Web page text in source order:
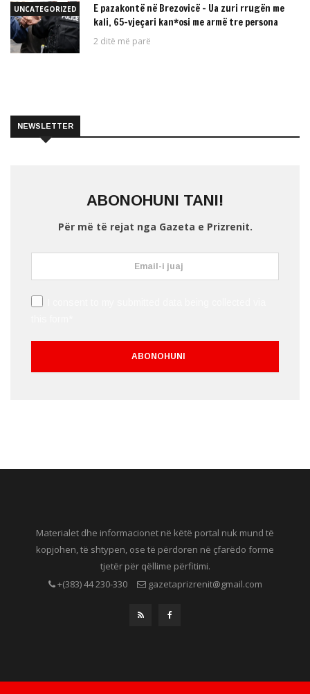
UNCATEGORIZED
E pazakontë në Brezovicë – Ua zuri rrugën me
kali, 65-vjeçari kan*osi me armë tre persona
2 ditë më parë
NEWSLETTER
ABONOHUNI TANI!
Për më të rejat nga Gazeta e Prizrenit.
Materialet dhe informacionet në këtë portal nuk mund të
kopjohen, të shtypen, ose të përdoren në çfarëdo forme
tjetër për qëllime përfitimi.
+(383) 44 230-330
gazetaprizrenit@gmail.com